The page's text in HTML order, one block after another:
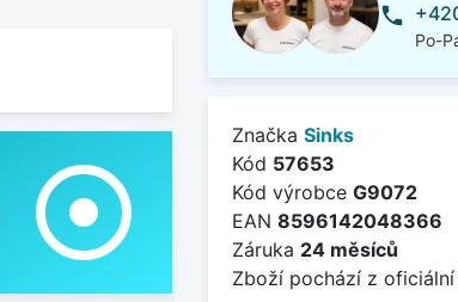
adjust
phone
Po-
Značka Sinks
Kód 57653
Kód výrobce G9072
EAN 8596142048366
Záruka 24 měsíců
Zboží pochází z